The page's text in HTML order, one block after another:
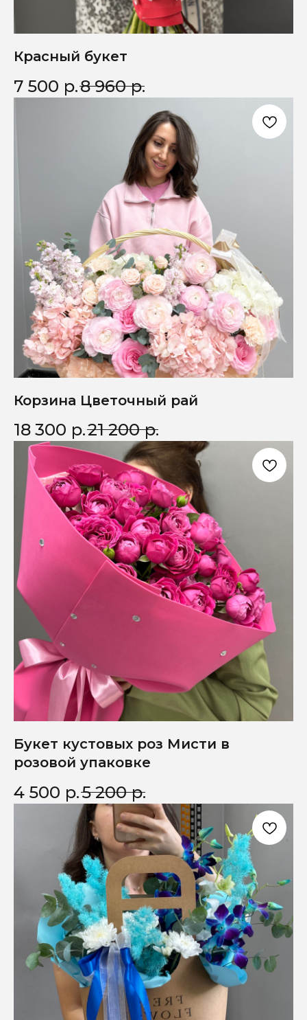
Красный букет
7 500 р.8 960 р.
Корзина Цветочный рай
18 300 р.21 200 р.
Букет кустовых роз Мисти в
розовой упаковке
4 500 р.5 200 р.